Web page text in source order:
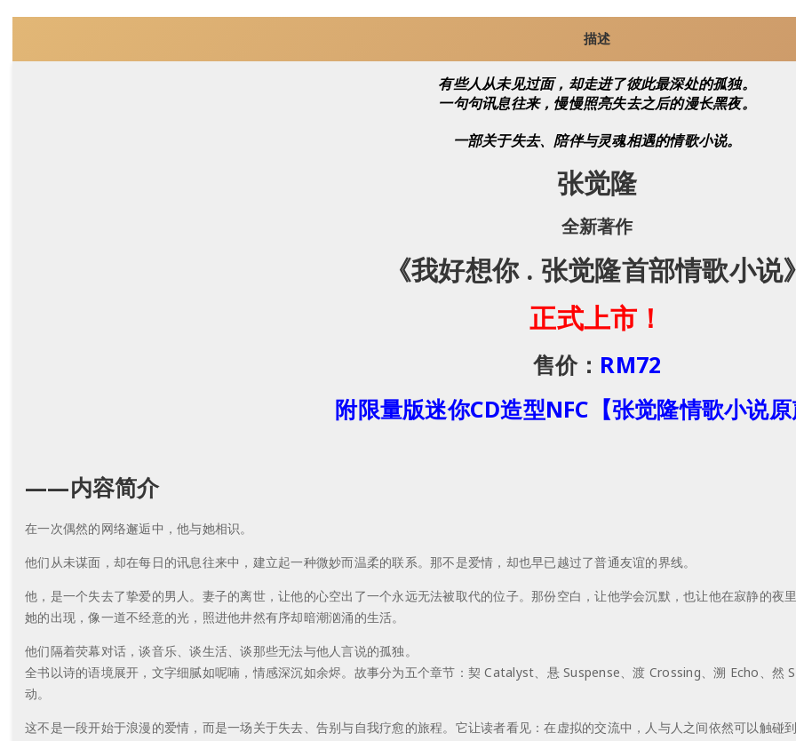
描述
有些人从未见过面，却走进了彼此最深处的孤独。
一句句讯息往来，慢慢照亮失去之后的漫长黑夜。
一部关于失去、陪伴与灵魂相遇的情歌小说。
张觉隆
全新著作
《我好想你 . 张觉隆首部情歌小说
正式上市！
售价： RM72
附限量版迷你CD造型NFC【张觉隆情歌小说
——内容简介
在一次偶然的网络邂逅中，他与她相识。
他们从未谋面，却在每日的讯息往来中，建立起一种微妙而温柔的联系。那不是爱情，却也早已越过了普通友谊的界线。
他，是一个失去了挚爱的男人。妻子的离世，让他的心空出了一个永远无法被取代的位子。那份空白，让他学会沉默，也让他在寂静的夜
她的出现，像一道不经意的光，照进他井然有序却暗潮汹涌的生活。
他们隔着荧幕对话，谈音乐、谈生活、谈那些无法与他人言说的孤独。
全书以诗的语境展开，文字细腻如呢喃，情感深沉如余烬。故事分为五个章节：契 Catalyst、悬 Suspense、渡 Crossing、溯 Echo、
动。
这不是一段开始于浪漫的爱情，而是一场关于失去、告别与自我疗愈的旅程。它让读者看见：在虚拟的交流中，人与人之间依然可以触碰